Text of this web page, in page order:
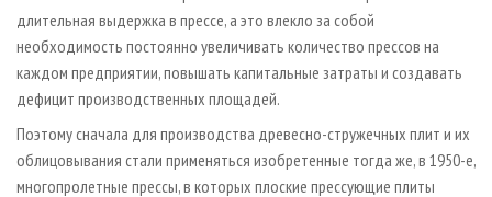
длительная выдержка в прессе, а это влекло за собой
необходимость постоянно увеличивать количество прессов на
каждом предприятии, повышать капитальные затраты и создавать
дефицит производственных площадей.
Поэтому сначала для производства древесно-стружечных плит и их
облицовывания стали применяться изобретенные тогда же, в 1950-е,
многопролетные прессы, в которых плоские прессующие плиты